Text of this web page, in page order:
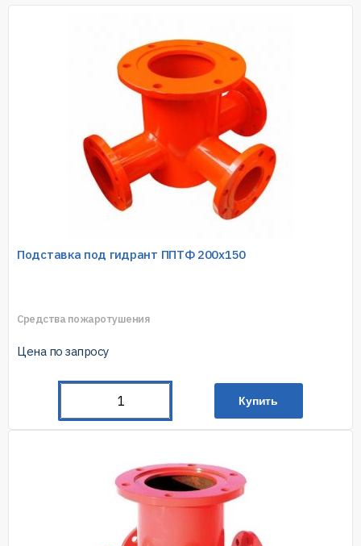
Подставка под гидрант ППТФ 200х150
Средства пожаротушения
Цена по запросу
Купить